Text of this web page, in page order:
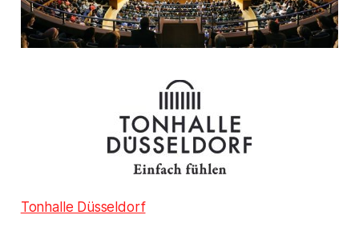
Tonhalle Düsseldorf